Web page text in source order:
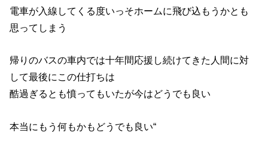
電車が入線してくる度いっそホームに飛び込もうかとも
思ってしまう
帰りのバスの車内では十年間応援し続けてきた人間に対
して最後にこの仕打ちは
酷過ぎるとも憤ってもいたが今はどうでも良い
本当にもう何もかもどうでも良い“